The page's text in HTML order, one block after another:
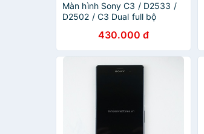
Màn hình Sony C3 / D2533 /
D2502 / C3 Dual full bộ
430.000 đ